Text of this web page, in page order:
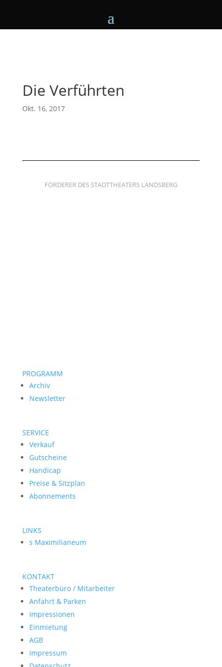
Die Verführten
Okt. 16, 2017
FÖRDERER DES STADTTHEATERS LANDSBERG
PROGRAMM
Archiv
Newsletter
SERVICE
Verkauf
Gutscheine
Handicap
Preise & Sitzplan
Abonnements
LINKS
s Maximilianeum
KONTAKT
Theaterbüro / Mitarbeiter
Anfahrt & Parken
Impressionen
Einmietung
AGB
Impressum